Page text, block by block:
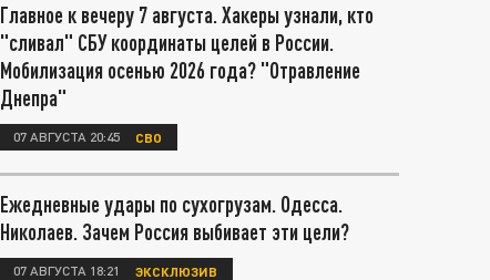
Главное к вечеру 7 августа. Хакеры узнали, кто
"сливал" СБУ координаты целей в России.
Мобилизация осенью 2026 года? "Отравление
Днепра"
07 АВГУСТА 20:45 СВО
Ежедневные удары по сухогрузам. Одесса.
Николаев. Зачем Россия выбивает эти цели?
07 АВГУСТА 18:21 ЭКСКЛЮЗИВ